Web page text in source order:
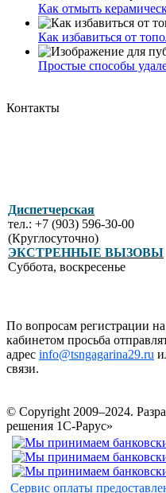
Как отмыть
Как избавиться от
Простые способы
Контакты
Диспетчерская
тел.: +7 (903) 596-30-00
(Круглосуточно)
ЭКСТРЕННЫЕ ВЫЗОВЫ
Суббота, воскресенье
По вопросам регистрации
кабинетом просьба
адрес info@tsngagarina29.ru
связи.
© Copyright 2009–2024.
решения 1С-Рарус»
Сервис оплаты